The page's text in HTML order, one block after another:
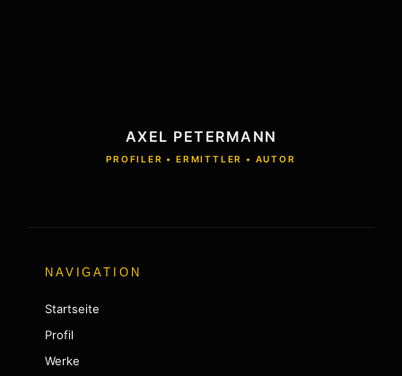
AXEL PETERMANN
PROFILER • ERMITTLER • AUTOR
NAVIGATION
Startseite
Profil
Werke